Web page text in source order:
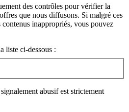
des contrôles pour vérifier la
que nous diffusons. Si malgré ces
contenus inappropriés, vous pouvez
liste ci-dessous :
abusif est strictement